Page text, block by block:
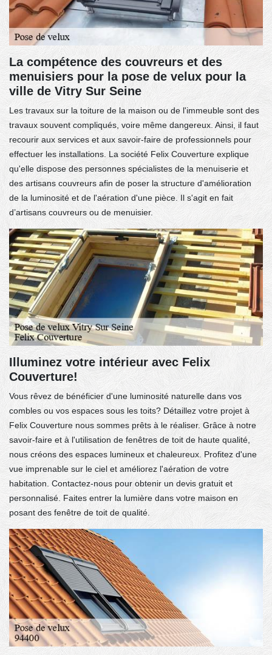
La compétence des couvreurs et des
menuisiers pour la pose de velux pour la
ville de Vitry Sur Seine
Les travaux sur la toiture de la maison ou de l'immeuble sont des
travaux souvent compliqués, voire même dangereux. Ainsi, il faut
recourir aux services et aux savoir-faire de professionnels pour
effectuer les installations. La société Felix Couverture explique
qu'elle dispose des personnes spécialistes de la menuiserie et
des artisans couvreurs afin de poser la structure d'amélioration
de la luminosité et de l'aération d'une pièce. Il s'agit en fait
d’artisans couvreurs ou de menuisier.
Illuminez votre intérieur avec Felix
Couverture!
Vous rêvez de bénéficier d'une luminosité naturelle dans vos
combles ou vos espaces sous les toits? Détaillez votre projet à
Felix Couverture nous sommes prêts à le réaliser. Grâce à notre
savoir-faire et à l'utilisation de fenêtres de toit de haute qualité,
nous créons des espaces lumineux et chaleureux. Profitez d'une
vue imprenable sur le ciel et améliorez l'aération de votre
habitation. Contactez-nous pour obtenir un devis gratuit et
personnalisé. Faites entrer la lumière dans votre maison en
posant des fenêtre de toit de qualité.